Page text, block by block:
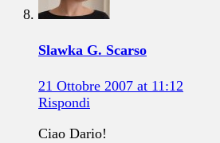
Slawka G. Scarso
21 Ottobre 2007 at 11:12
Rispondi
Ciao Dario!